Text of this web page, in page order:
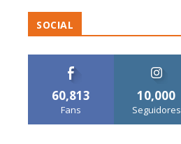
SOCIAL
60,813
Fans
10,000
Seguidores